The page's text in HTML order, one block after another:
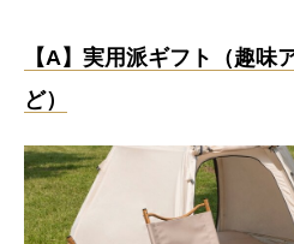
【A】実用派ギフト（趣味
ど）